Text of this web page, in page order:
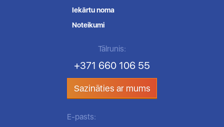
Iekārtu noma
Noteikumi
Tālrunis:
+371 660 106 55
Sazināties ar mums
E-pasts: